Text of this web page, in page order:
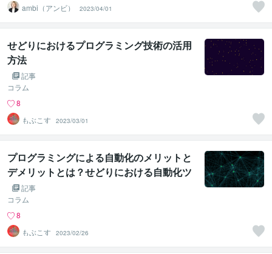
ambi（アンビ）
2023/04/01
せどりにおけるプログラミング技術の活用
方法
記事
コラム
8
もぶこす
2023/03/01
プログラミングによる自動化のメリットと
デメリットとは？せどりにおける自動化ツ
ール開発の体験談
記事
コラム
8
もぶこす
2023/02/26